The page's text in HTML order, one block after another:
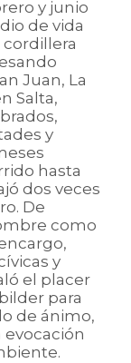
y junio
de vida
Juan, La
Salta,
y
hasta
dos veces
De
como
y
el placer
para
de ánimo,
evocación